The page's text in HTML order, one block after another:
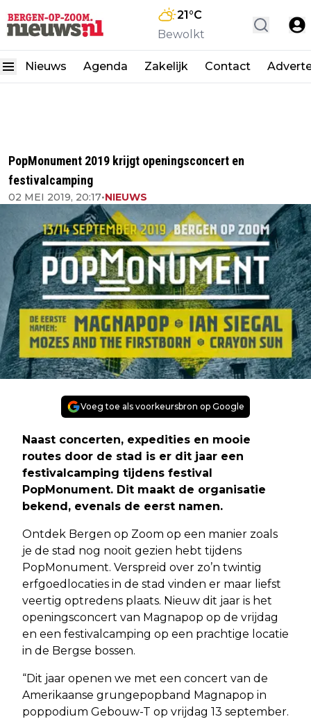
21°C
Bewolkt
Nieuws Agenda Zakelijk Contact
PopMonument 2019 krijgt openingsconcert en
festivalcamping
02 MEI 2019, 20:17•NIEUWS
Voeg toe als voorkeursbron op Google
Naast concerten, expedities en mooie
routes door de stad is er dit jaar een
festivalcamping tijdens festival
PopMonument. Dit maakt de organisatie
bekend, evenals de eerst namen.
Ontdek Bergen op Zoom op een manier zoals
je de stad nog nooit gezien hebt tijdens
PopMonument. Verspreid over zo’n twintig
erfgoedlocaties in de stad vinden er maar liefst
veertig optredens plaats. Nieuw dit jaar is het
openingsconcert van Magnapop op de vrijdag
en een festivalcamping op een prachtige locatie
in de Bergse bossen.
“Dit jaar openen we met een concert van de
Amerikaanse grungepopband Magnapop in
poppodium Gebouw-T op vrijdag 13 september.